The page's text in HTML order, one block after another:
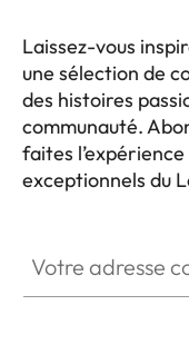
Laissez-vous
une sélection de
des histoires
communauté.
faites
exceptionnels du